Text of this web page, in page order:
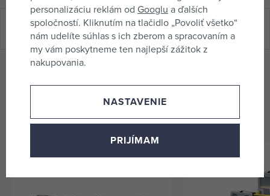
Hodnotenie (0 x)
K produktu odporúčame dokúpiť nasledujúce príslušenstvo,
personalizáciu reklám od Googlu a ďalších
spoločností. Kliknutím na tlačidlo „Povoliť všetko“
nám udelíte súhlas s ich zberom a spracovaním a
my vám poskytneme ten najlepší zážitok z
nakupovania.
NASTAVENIE
PRIJÍMAM